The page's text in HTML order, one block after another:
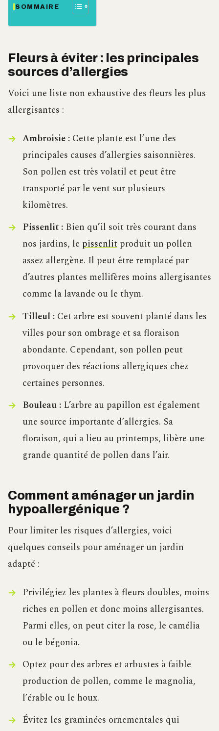
SOMMAIRE
Fleurs à éviter : les principales
sources d’allergies
Voici une liste non exhaustive des fleurs les plus
allergisantes :
Ambroisie :Cette plante est l’une des
principales causes d’allergies saisonnières.
Son pollen est très volatil et peut être
transporté par le vent sur plusieurs
kilomètres.
Pissenlit :Bien qu’il soit très courant dans
nos jardins, lepissenlitproduit un pollen
assez allergène. Il peut être remplacé par
d’autres plantes mellifères moins allergisantes
comme la lavande ou le thym.
Tilleul :Cet arbre est souvent planté dans les
villes pour son ombrage et sa floraison
abondante. Cependant, son pollen peut
provoquer des réactions allergiques chez
certaines personnes.
Bouleau :L’arbre au papillon est également
une source importante d’allergies. Sa
floraison, qui a lieu au printemps, libère une
grande quantité de pollen dans l’air.
Comment aménager un jardin
hypoallergénique ?
Pour limiter les risques d’allergies, voici
quelques conseils pour aménager un jardin
adapté :
Privilégiez les plantes à fleurs doubles, moins
riches en pollen et donc moins allergisantes.
Parmi elles, on peut citer la rose, le camélia
ou le bégonia.
Optez pour des arbres et arbustes à faible
production de pollen, comme le magnolia,
l’érable ou le houx.
Évitez les graminées ornementales qui